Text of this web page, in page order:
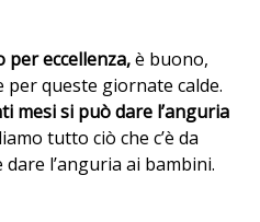
per eccellenza,è buono,
per queste giornate calde.
mesi si può dare l’anguria
tutto ciò che c’è da
l’anguria ai bambini.